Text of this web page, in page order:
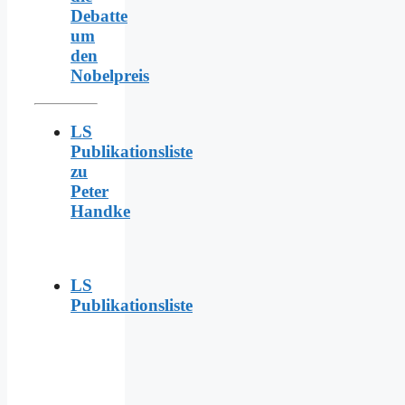
Debatte
um
den
Nobelpreis
LS
Publikationsliste
zu
Peter
Handke
LS
Publikationsliste